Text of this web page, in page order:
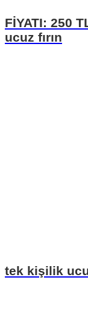
FİYATI: 250
ucuz fırın
tek kişilik